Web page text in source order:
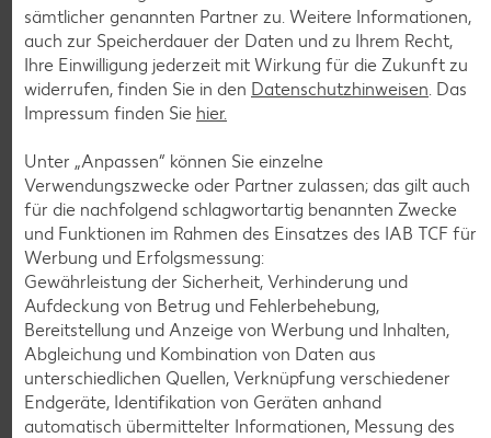
Tiefkühlkost
Gültig vom 06.08. bis 12.08.
KNÜLLER
.
je 6 - 12 St. = 398 - 560-ml-Packg.
(1 l = 5.34 - 7.52)
nur
2.99
K-CLASSIC
Maxx XXL
je 8 St. = 800-ml-Großpackg.
(1 l = 3.74)
nur
2.99
sämtlicher genannten Partner zu. Weitere Informationen,
auch zur Speicherdauer der Daten und zu Ihrem Recht,
Ihre Einwilligung jederzeit mit Wirkung für die Zukunft zu
widerrufen, finden Sie in den Datenschutzhinweisen. Das
Impressum finden Sie hier.
Unter „Anpassen“ können Sie einzelne
Verwendungszwecke oder Partner zulassen; das gilt auch
für die nachfolgend schlagwortartig benannten Zwecke
und Funktionen im Rahmen des Einsatzes des IAB TCF für
Werbung und Erfolgsmessung:
Gewährleistung der Sicherheit, Verhinderung und
Aufdeckung von Betrug und Fehlerbehebung,
Bereitstellung und Anzeige von Werbung und Inhalten,
Abgleichung und Kombination von Daten aus
unterschiedlichen Quellen, Verknüpfung verschiedener
Endgeräte, Identifikation von Geräten anhand
automatisch übermittelter Informationen, Messung des